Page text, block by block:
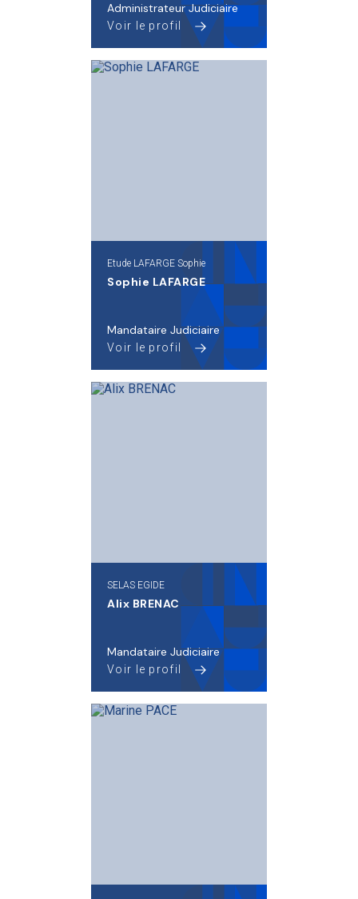
Administrateur Judiciaire
Voir le profil
Etude LAFARGE Sophie
Sophie LAFARGE
Mandataire Judiciaire
Voir le profil
SELAS EGIDE
Alix BRENAC
Mandataire Judiciaire
Voir le profil